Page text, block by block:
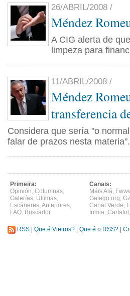
26/ABRIL/2008 /
Méndez
A CIG alerta de
limpeza para
11/ABRIL/2008 /
Méndez
transferencia
Considera que sería "o
falar de prazos nesta materia".
Primeira:
Opinión, Columnas,
Galerías, Últimas,
Escáneres,Anteriores,
FAQ, Buscador
Canais:
Máis Alá,
Galego.org,
Canal Verde,
Irimia, Cartafol ,
RSS Que é Vieiros? Que é o RSS?